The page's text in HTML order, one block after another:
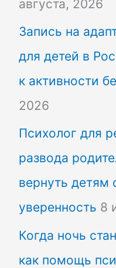
августа, 2026
Запись на
для детей в
к активности
2026
Психолог для
развода
вернуть детям
уверенность 8
Когда ночь
как помощь